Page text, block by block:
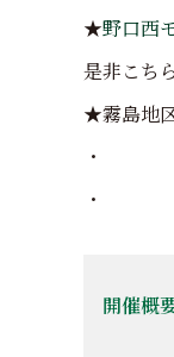
★野口西
是非こち
★霧島地
・
・
開催概